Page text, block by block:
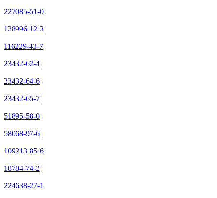
227085-51-0
128996-12-3
116229-43-7
23432-62-4
23432-64-6
23432-65-7
51895-58-0
58068-97-6
109213-85-6
18784-74-2
224638-27-1